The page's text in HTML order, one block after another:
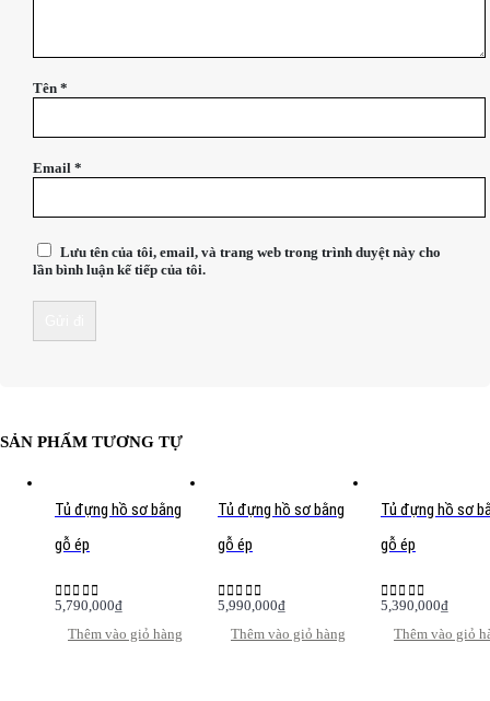
Tên *
Email *
Lưu tên của tôi, email, và trang web trong trình duyệt này cho
lần bình luận kế tiếp của tôi.
SẢN PHẨM TƯƠNG TỰ
Tủ đựng hồ sơ bằng
gỗ ép
0out of 5
5,790,000₫
Thêm vào giỏ hàng
Tủ đựng hồ sơ bằng
gỗ ép
0out of 5
5,990,000₫
Thêm vào giỏ hàng
Tủ đựng hồ sơ
gỗ ép
0out of 5
5,390,000₫
Thêm vào giỏ